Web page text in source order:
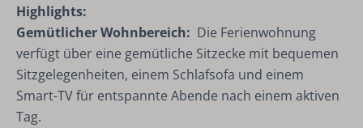
Highlights:
Gemütlicher Wohnbereich: Die Ferienwohnung
verfügt über eine gemütliche Sitzecke mit bequemen
Sitzgelegenheiten, einem Schlafsofa und einem
Smart-TV für entspannte Abende nach einem aktiven
Tag.